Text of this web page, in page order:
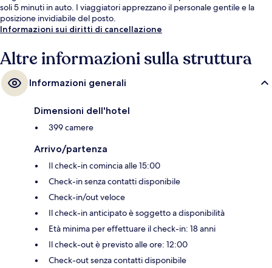
soli 5 minuti in auto. I viaggiatori apprezzano il personale gentile e la
posizione invidiabile del posto.
Informazioni sui diritti di cancellazione
Altre informazioni sulla struttura
Informazioni generali
Dimensioni dell'hotel
399 camere
Arrivo/partenza
Il check-in comincia alle 15:00
Check-in senza contatti disponibile
Check-in/out veloce
Il check-in anticipato è soggetto a disponibilità
Età minima per effettuare il check-in: 18 anni
Il check-out è previsto alle ore: 12:00
Check-out senza contatti disponibile